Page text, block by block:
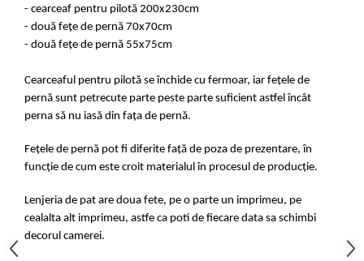
- cearceaf pentru pilotă 200x230cm
- două fețe de pernă 70x70cm
- două fețe de pernă 55x75cm
Cearceaful pentru pilotă se închide cu fermoar, iar fețele de
pernă sunt petrecute parte peste parte suficient astfel încât
perna să nu iasă din fața de pernă.
Fețele de pernă pot fi diferite față de poza de prezentare, în
funcție de cum este croit materialul în procesul de producție.
Lenjeria de pat are doua fete, pe o parte un imprimeu, pe
cealalta alt imprimeu, astfe ca poti de fiecare data sa schimbi
decorul camerei.